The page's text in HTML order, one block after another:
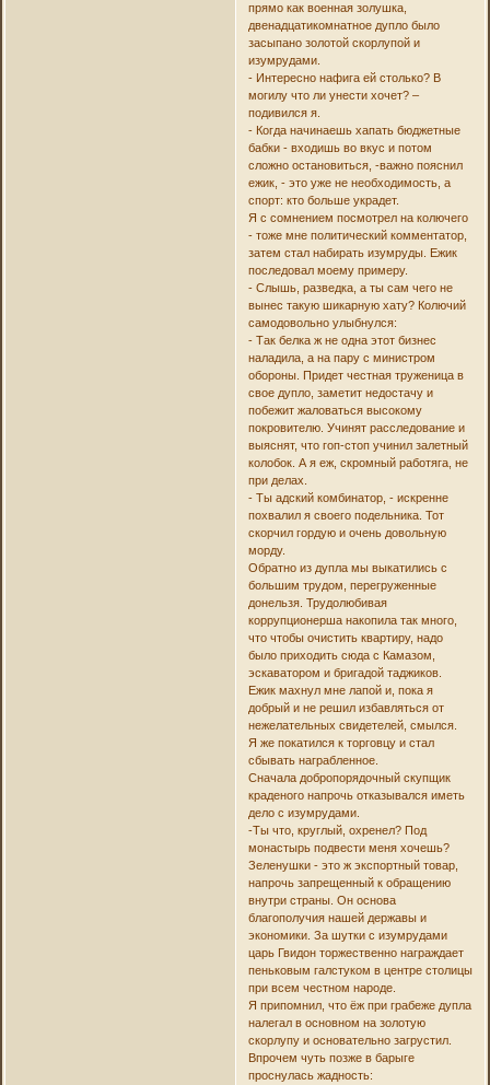
прямо как военная золушка,
двенадцатикомнатное дупло было
засыпано золотой скорлупой и
изумрудами.
- Интересно нафига ей столько? В
могилу что ли унести хочет? –
подивился я.
- Когда начинаешь хапать бюджетные
бабки - входишь во вкус и потом
сложно остановиться, -важно пояснил
ежик, - это уже не необходимость, а
спорт: кто больше украдет.
Я с сомнением посмотрел на колючего
- тоже мне политический комментатор,
затем стал набирать изумруды. Ежик
последовал моему примеру.
- Слышь, разведка, а ты сам чего не
вынес такую шикарную хату? Колючий
самодовольно улыбнулся:
- Так белка ж не одна этот бизнес
наладила, а на пару с министром
обороны. Придет честная труженица в
свое дупло, заметит недостачу и
побежит жаловаться высокому
покровителю. Учинят расследование и
выяснят, что гоп-стоп учинил залетный
колобок. А я еж, скромный работяга, не
при делах.
- Ты адский комбинатор, - искренне
похвалил я своего подельника. Тот
скорчил гордую и очень довольную
морду.
Обратно из дупла мы выкатились с
большим трудом, перегруженные
донельзя. Трудолюбивая
коррупционерша накопила так много,
что чтобы очистить квартиру, надо
было приходить сюда с Камазом,
эскаватором и бригадой таджиков.
Ежик махнул мне лапой и, пока я
добрый и не решил избавляться от
нежелательных свидетелей, смылся.
Я же покатился к торговцу и стал
сбывать награбленное.
Сначала добропорядочный скупщик
краденого напрочь отказывался иметь
дело с изумрудами.
-Ты что, круглый, охренел? Под
монастырь подвести меня хочешь?
Зеленушки - это ж экспортный товар,
напрочь запрещенный к обращению
внутри страны. Он основа
благополучия нашей державы и
экономики. За шутки с изумрудами
царь Гвидон торжественно награждает
пеньковым галстуком в центре столицы
при всем честном народе.
Я припомнил, что ёж при грабеже дупла
налегал в основном на золотую
скорлупу и основательно загрустил.
Впрочем чуть позже в барыге
проснулась жадность: